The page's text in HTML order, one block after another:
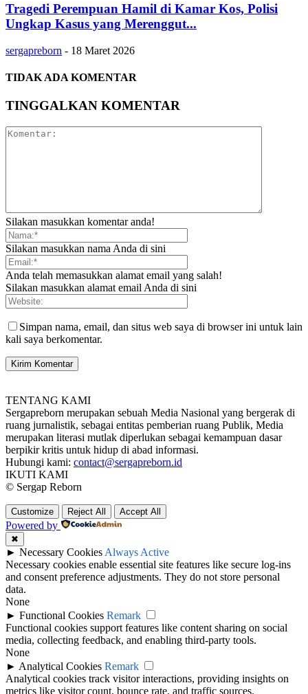
Tragedi Perempuan Hamil di Kamar Kos, Polisi
Ungkap Kasus yang Merenggut...
sergapreborn - 18 Maret 2026
TIDAK ADA KOMENTAR
TINGGALKAN KOMENTAR
Silakan masukkan komentar anda!
Silakan masukkan nama Anda di sini
Anda telah memasukkan alamat email yang salah!
Silakan masukkan alamat email Anda di sini
Simpan nama, email, dan situs web saya di browser ini untuk lain
kali saya berkomentar.
TENTANG KAMI
Sergapreborn merupakan sebuah Media Nasional yang bergerak di
ruang jurnalistik, sebagai entitas pemberian ruang Publik, Media
merupakan literasi mutlak diperlukan sebagai kemampuan dasar
berpikir kritis untuk hidup di abad informasi.
Hubungi kami: contact@sergapreborn.id
IKUTI KAMI
© Sergap Reborn
Customize Reject All Accept All
Powered by
✖
► Necessary Cookies Always Active
Necessary cookies enable essential site features like secure log-ins
and consent preference adjustments. They do not store personal
data.
None
► Functional Cookies Remark
Functional cookies support features like content sharing on social
media, collecting feedback, and enabling third-party tools.
None
► Analytical Cookies Remark
Analytical cookies track visitor interactions, providing insights on
metrics like visitor count, bounce rate, and traffic sources.